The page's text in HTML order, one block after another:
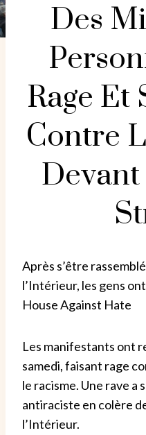
Des
Rage Et
Contre
Après s’être
l’Intérieur, les gens
House Against Hate
Les manifestants ont
samedi, faisant rage
le racisme. Une rave a
antiraciste en colère
l’Intérieur.